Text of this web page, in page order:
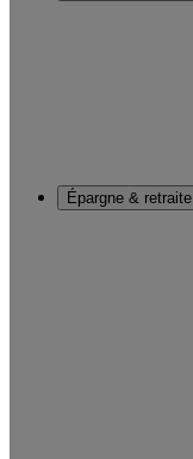
Épargne & retraite